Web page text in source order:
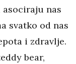
nas
svatko od nas
i zdravlje.
bear,